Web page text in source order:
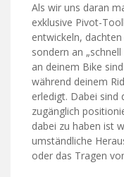
Als wir uns daran
exklusive Pivot-
entwickeln,
sondern an
an deinem Bike
während deinem
erledigt. Dabei sind
zugänglich
dabei zu haben ist
umständliche
oder das Tragen